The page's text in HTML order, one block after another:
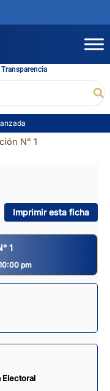
Transparencia
N° 1
Imprimir esta ficha
1
pm
Electoral